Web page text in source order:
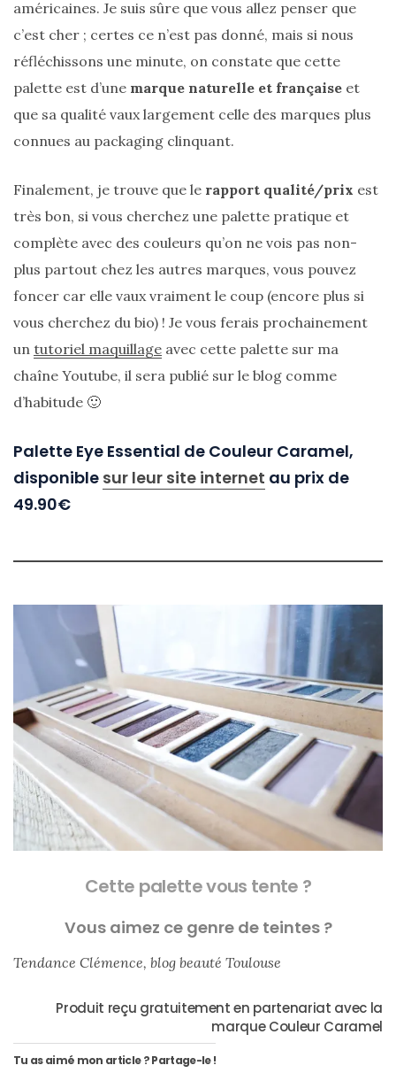
shopping
(43)
ARCHIVES
américaines. Je suis sûre que vous allez penser que
c’est cher ; certes ce n’est pas donné, mais si nous
réfléchissons une minute, on constate que cette
palette est d’une marque naturelle et française et
que sa qualité vaux largement celle des marques plus
connues au packaging clinquant.
Finalement, je trouve que le rapport qualité/prix est
très bon, si vous cherchez une palette pratique et
complète avec des couleurs qu’on ne vois pas non-
plus partout chez les autres marques, vous pouvez
foncer car elle vaux vraiment le coup (encore plus si
vous cherchez du bio) ! Je vous ferais prochainement
un tutoriel maquillage avec cette palette sur ma
chaîne Youtube, il sera publié sur le blog comme
d’habitude 🙂
Palette Eye Essential de Couleur Caramel,
disponible sur leur site internet au prix de
49.90€
Cette palette vous tente ?
Vous aimez ce genre de teintes ?
Tendance Clémence, blog beauté Toulouse
Produit reçu gratuitement en partenariat avec la
marque Couleur Caramel
Tu as aimé mon article ? Partage-le !